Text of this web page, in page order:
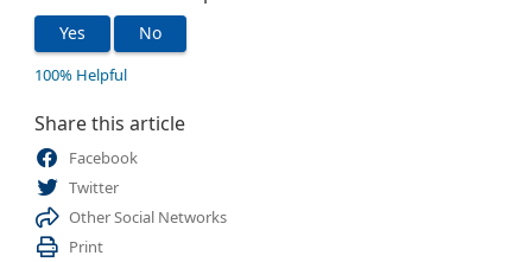
Yes No
100% Helpful
Share this article
Facebook
Twitter
Other Social Networks
Print